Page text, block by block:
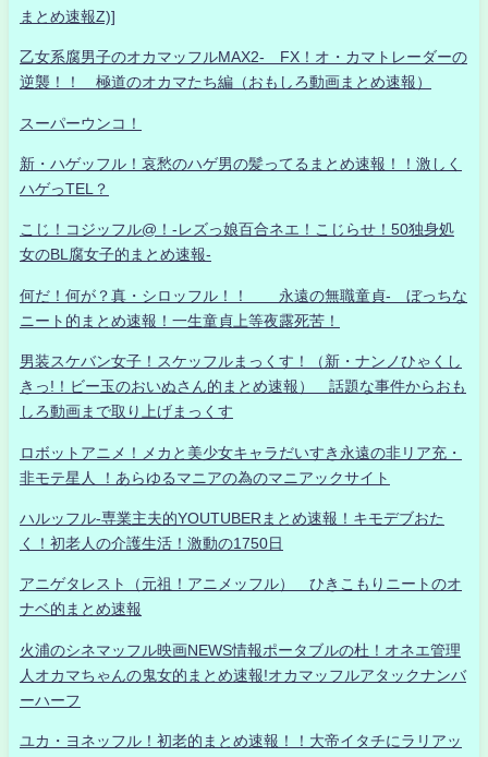
まとめ速報Z)]
乙女系腐男子のオカマッフルMAX2- FX！オ・カマトレーダーの
逆襲！！ 極道のオカマたち編（おもしろ動画まとめ速報）
スーパーウンコ！
新・ハゲッフル！哀愁のハゲ男の髪ってるまとめ速報！！激しく
ハゲっTEL？
こじ！コジッフル@！-レズっ娘百合ネエ！こじらせ！50独身処
女のBL腐女子的まとめ速報-
何だ！何が？真・シロッフル！！ 永遠の無職童貞- ぼっちな
ニート的まとめ速報！一生童貞上等夜露死苦！
男装スケバン女子！スケッフルまっくす！（新・ナンノひゃくし
きっ!！ビー玉のおいぬさん的まとめ速報） 話題な事件からおも
しろ動画まで取り上げまっくす
ロボットアニメ！メカと美少女キャラだいすき永遠の非リア充・
非モテ星人 ！あらゆるマニアの為のマニアックサイト
ハルッフル-専業主夫的YOUTUBERまとめ速報！キモデブおた
く！初老人の介護生活！激動の1750日
アニゲタレスト（元祖！アニメッフル） ひきこもりニートのオ
ナベ的まとめ速報
火浦のシネマッフル映画NEWS情報ポータブルの杜！オネエ管理
人オカマちゃんの鬼女的まとめ速報!オカマッフルアタックナンバ
ーハーフ
ユカ・ヨネッフル！初老的まとめ速報！！大帝イタチにラリアッ